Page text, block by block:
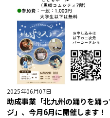
2025年06月07日
助成事業「北九州の踊りを踊
ジ」、今月6月に開催します！